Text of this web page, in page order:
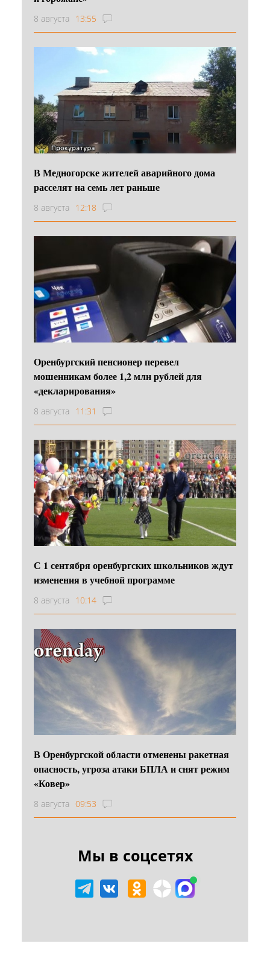
8 августа 13:55
В Медногорске жителей аварийного дома
расселят на семь лет раньше
8 августа 12:18
Оренбургский пенсионер перевел
мошенникам более 1,2 млн рублей для
«декларирования»
8 августа 11:31
С 1 сентября оренбургских школьников ждут
изменения в учебной программе
8 августа 10:14
В Оренбургской области отменены ракетная
опасность, угроза атаки БПЛА и снят режим
«Ковер»
8 августа 09:53
Мы в соцсетях